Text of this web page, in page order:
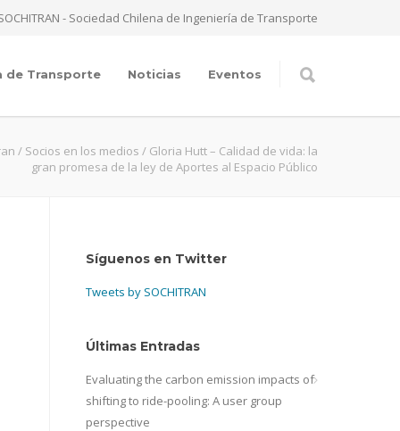
- Sociedad Chilena de Ingeniería de Transporte
de Transporte Noticias Eventos
/ Socios en los medios / Gloria Hutt – Calidad de vida: la
gran promesa de la ley de Aportes al Espacio Público
Síguenos en Twitter
Tweets by SOCHITRAN
Últimas Entradas
Evaluating the carbon emission impacts of
shifting to ride-pooling: A user group
perspective